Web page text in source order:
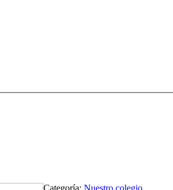
Categoría: Nuestro colegio